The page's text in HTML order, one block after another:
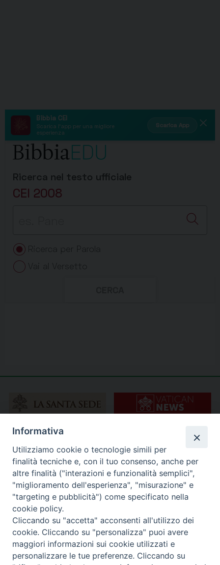
Informativa
Utilizziamo cookie o tecnologie simili per
finalità tecniche e, con il tuo consenso, anche per
altre finalità ("interazioni e funzionalità semplici",
"miglioramento dell'esperienza", "misurazione" e
"targeting e pubblicità") come specificato nella
cookie policy.
Cliccando su "accetta" acconsenti all'utilizzo dei
cookie. Cliccando su "personalizza" puoi avere
maggiori informazioni sui cookie utilizzati e
personalizzare le tue preferenze. Cliccando su